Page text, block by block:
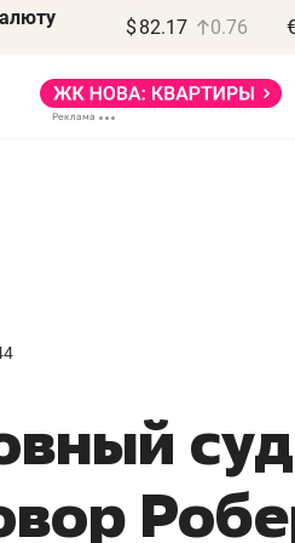
$ 82.17 0.76
правил, бизнес может
потерять минимум